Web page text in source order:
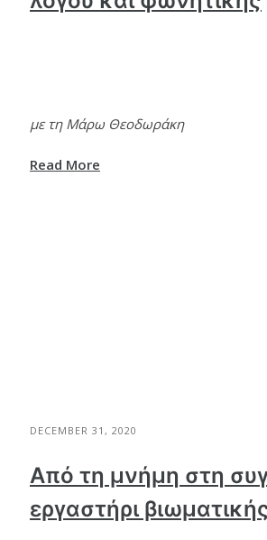
με τη Μάρω Θεοδωράκη
Read More
DECEMBER 31, 2020
Από τη μνήμη στη
εργαστήρι